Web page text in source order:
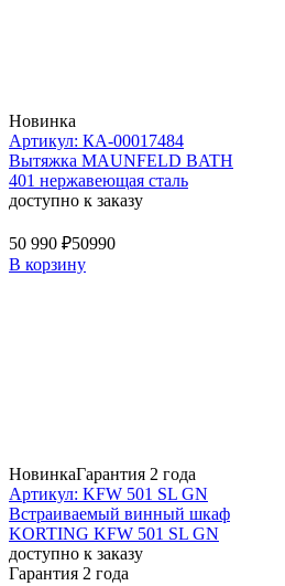
Новинка
Артикул: КА-00017484
Вытяжка MAUNFELD BATH
401 нержавеющая сталь
доступно к заказу
50 990 ₽50990
В корзину
НовинкаГарантия 2 года
Артикул: KFW 501 SL GN
Встраиваемый винный шкаф
KORTING KFW 501 SL GN
доступно к заказу
Гарантия 2 года